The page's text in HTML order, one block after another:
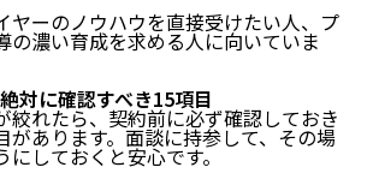
ヤーのノウハウを直接受けたい人、プ
の濃い育成を求める人に向いていま
対に確認すべき15項目
絞れたら、契約前に必ず確認しておき
があります。面談に持参して、その場
にしておくと安心です。